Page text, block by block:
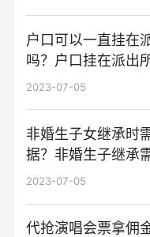
户口可以一直挂在
吗？户口挂在派出
身份证吗？ 快看
2023-07-05
非婚生子女继承时
据？非婚生子继承
鉴定吗？|焦点速讯
2023-07-05
代抢演唱会票拿佣